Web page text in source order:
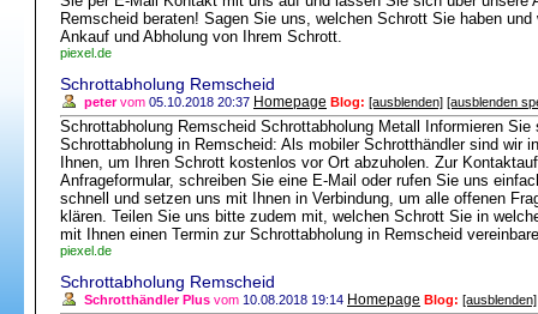
Remscheid beraten! Sagen Sie uns, welchen Schrott Sie haben
Ankauf und Abholung von Ihrem Schrott.
piexel.de
Schrottabholung Remscheid
petervom 05.10.2018 20:37 Homepage Blog: [ausblenden] [ausblenden
Schrottabholung Remscheid Schrottabholung Metall Informieren Sie
Schrottabholung in Remscheid: Als mobiler Schrotthändler sind wir
Ihnen, um Ihren Schrott kostenlos vor Ort abzuholen. Zur
Anfrageformular, schreiben Sie eine E-Mail oder rufen Sie uns
schnell und setzen uns mit Ihnen in Verbindung, um alle offenen
klären. Teilen Sie uns bitte zudem mit, welchen Schrott Sie in
mit Ihnen einen Termin zur Schrottabholung in Remscheid
piexel.de
Schrottabholung Remscheid
Schrotthändler Plus vom 10.08.2018 19:14 Homepage Blog: [ausblenden]